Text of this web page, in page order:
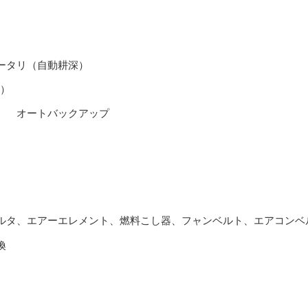
リ（自動耕深）
オートバックアップ
、エアーエレメント、燃料こし器、フャンベルト、エアコンベ